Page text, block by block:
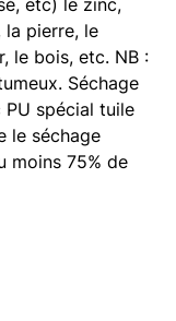
la pierre, le
le bois, etc. NB :
Séchage
spécial tuile
le séchage
moins 75% de